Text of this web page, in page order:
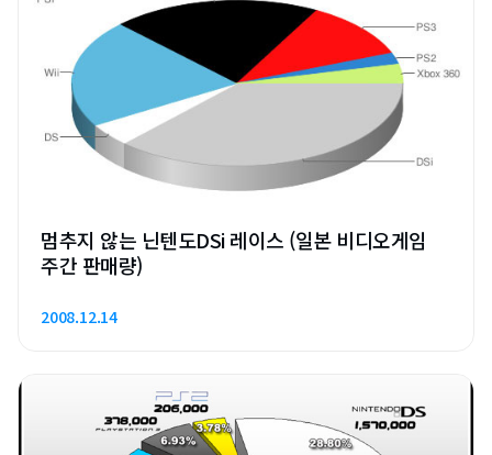
멈추지 않는 닌텐도DSi 레이스 (일본 비디오게임
주간 판매량)
2008.12.14